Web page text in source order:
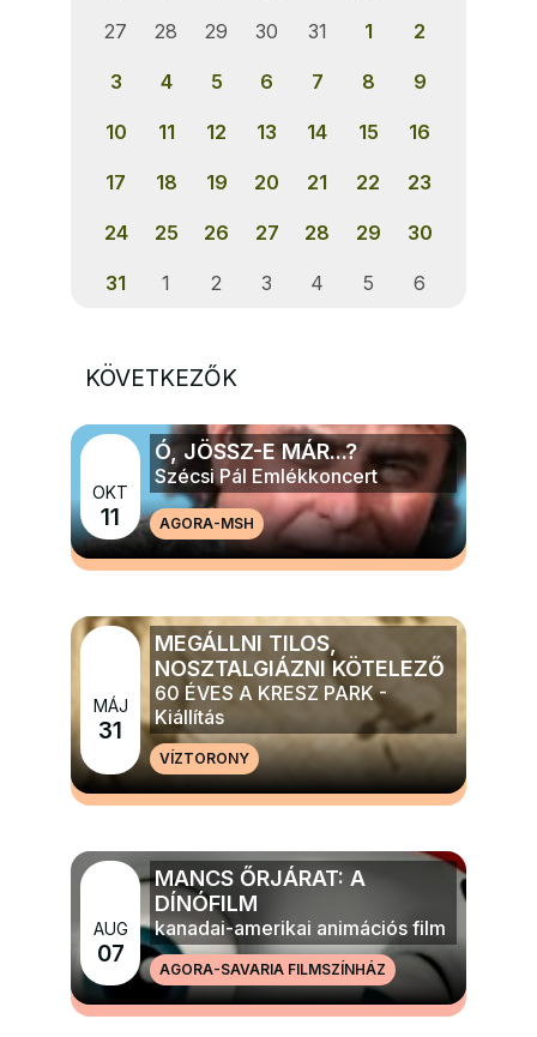
27
28 29 30 31 1 2
3 4 5 6 7 8 9
10 11 12 13 14 15 16
17 18 19 20 21 22 23
24 25 26 27 28 29 30
31 1 2 3 4 5 6
KÖVETKEZŐK
OKT
11
Ó, JÖSSZ-E MÁR...?
Szécsi Pál Emlékkoncert
AGORA-MSHMÉG TÖBB ZENE
MÁJ
31
MEGÁLLNI TILOS,
NOSZTALGIÁZNI KÖTELEZŐ
60 ÉVES A KRESZ PARK -
Kiállítás
VÍZTORONY
MÉG TÖBB ELŐADÁS, TÁNC, KIÁLLÍTÁS
AUG
07
MANCS ŐRJÁRAT: A
DÍNÓFILM
kanadai-amerikai animációs film
AGORA-SAVARIA FILMSZÍNHÁZ
MÉG TÖBB FILM ÉS MOZI